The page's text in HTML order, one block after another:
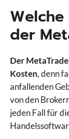
der
Der
Kosten, denn
anfallenden
von den
jeden Fall für